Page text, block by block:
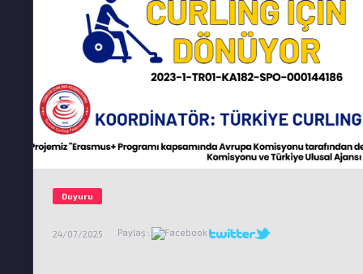
Duyuru
24/07/2025 Paylaş :